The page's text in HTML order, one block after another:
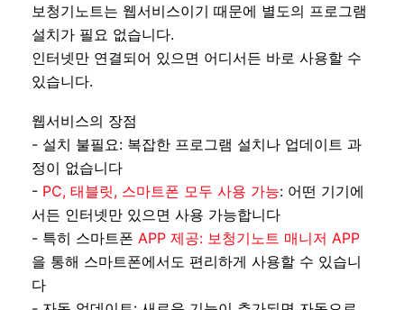
보청기노트는 웹서비스이기 때문에 별도의 프로그램
설치가 필요 없습니다.
인터넷만 연결되어 있으면 어디서든 바로 사용할 수
있습니다.
웹서비스의 장점
- 설치 불필요: 복잡한 프로그램 설치나 업데이트 과
정이 없습니다
- PC, 태블릿, 스마트폰 모두 사용 가능: 어떤 기기에
서든 인터넷만 있으면 사용 가능합니다
- 특히 스마트폰 APP 제공: 보청기노트 매니저 APP
을 통해 스마트폰에서도 편리하게 사용할 수 있습니
다